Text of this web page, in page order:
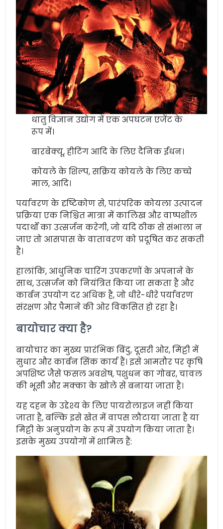
धातु विज्ञान उद्योग में एक अपघटन एजेंट के
रूप में।
बारबेक्यू, हीटिंग आदि के लिए दैनिक ईंधन।
कोयले के शिल्प, सक्रिय कोयले के लिए कच्चे
माल, आदि।
पर्यावरण के दृष्टिकोण से, पारंपरिक कोयला उत्पादन
प्रक्रिया एक निश्चित मात्रा में कालिख और वाष्पशील
पदार्थों का उत्सर्जन करेगी, जो यदि ठीक से संभाला न
जाए तो आसपास के वातावरण को प्रदूषित कर सकती
है।
हालांकि, आधुनिक चारिंग उपकरणों के अपनाने के
साथ, उत्सर्जन को नियंत्रित किया जा सकता है और
कार्बन उपयोग दर अधिक है, जो धीरे-धीरे पर्यावरण
संरक्षण और पैमाने की ओर विकसित हो रहा है।
बायोचार क्या है?
बायोचार का मुख्य प्रारंभिक बिंदु, दूसरी ओर, मिट्टी में
सुधार और कार्बन सिंक कार्य हैं। इसे आमतौर पर कृषि
अपशिष्ट जैसे फसल अवशेष, पशुधन का गोबर, चावल
की भूसी और मक्का के खोले से बनाया जाता है।
यह दहन के उद्देश्य के लिए पायरोलाइज नहीं किया
जाता है, बल्कि इसे खेत में वापस लौटाया जाता है या
मिट्टी के अनुप्रयोग के रूप में उपयोग किया जाता है।
इसके मुख्य उपयोगों में शामिल हैं: